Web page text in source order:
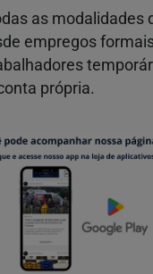
as modalidades
empregos
própria.